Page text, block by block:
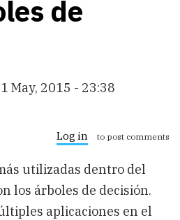
de
May, 2015 - 23:38
Log in to post comments
utilizadas dentro del
los árboles de decisión.
aplicaciones en el